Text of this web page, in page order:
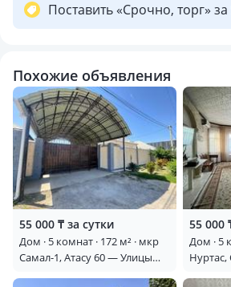
Поставить «Срочно, торг» за
Похожие объявления
55 000 ₸ за сутки
Дом · 5 комнат · 172 м² · мкр
Самал-1, Атасу 60 — Улицы
55 000
Дом · 5
Нуртас,